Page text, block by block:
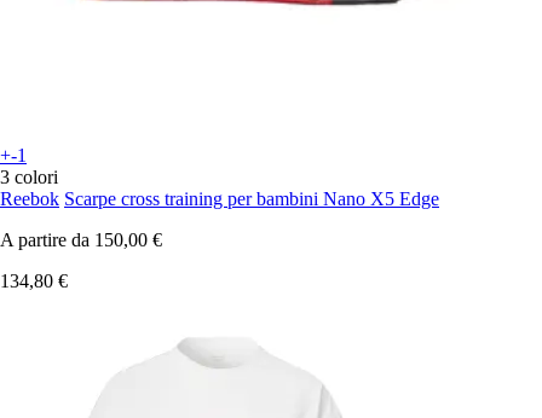
+-1
3 colori
Reebok Scarpe cross training per bambini Nano X5 Edge
A partire da 150,00 €
134,80 €